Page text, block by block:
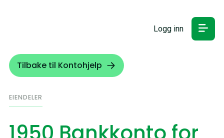
Logg inn
Tilbake til Kontohjelp
EIENDELER